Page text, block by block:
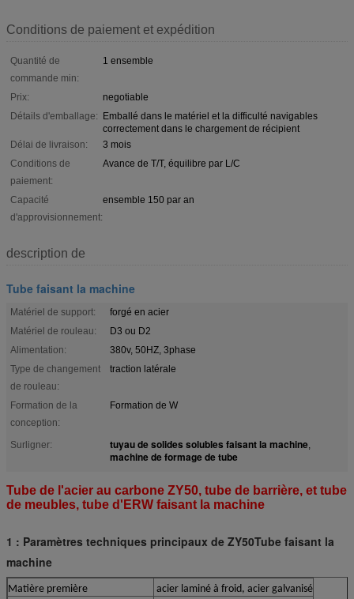
Conditions de paiement et expédition
Quantité de
commande min:
1 ensemble
Prix:
negotiable
Détails d'emballage: Emballé dans le matériel et la difficulté navigables
correctement dans le chargement de récipient
Délai de livraison:
3 mois
Conditions de
paiement:
Avance de T/T, équilibre par L/C
Capacité
d'approvisionnement:
ensemble 150 par an
description de
Tube faisant la machine
Matériel de support:
forgé en acier
Matériel de rouleau:
D3 ou D2
Alimentation:
380v, 50HZ, 3phase
Type de changement
de rouleau:
traction latérale
Formation de la
conception:
Formation de W
Surligner: tuyau de solides solubles faisant la machine,
machine de formage de tube
Tube de l'acier au carbone ZY50, tube de barrière, et tube
de meubles, tube d'ERW faisant la machine
1 : Paramètres techniques principaux de ZY50Tube faisant la
machine
Matière première
acier laminé à froid, acier galvanisé